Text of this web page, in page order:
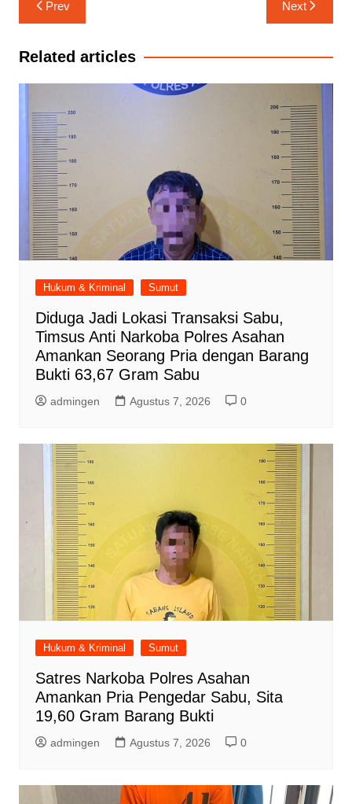
pos
Prev Next
Related articles
Hukum & Kriminal Sumut
Diduga Jadi Lokasi Transaksi Sabu,
Timsus Anti Narkoba Polres Asahan
Amankan Seorang Pria dengan Barang
Bukti 63,67 Gram Sabu
admingen Agustus 7, 2026 0
Hukum & Kriminal Sumut
Satres Narkoba Polres Asahan
Amankan Pria Pengedar Sabu, Sita
19,60 Gram Barang Bukti
admingen Agustus 7, 2026 0